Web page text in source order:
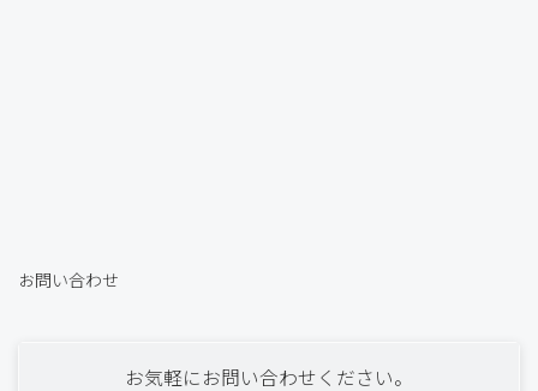
お問い合わせ
お気軽にお問い合わせください。